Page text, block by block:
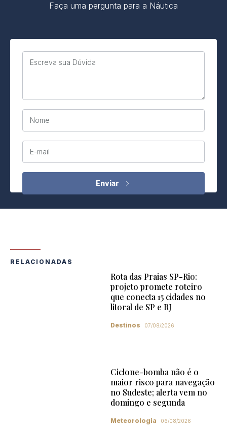
Faça uma pergunta para a Náutica
Escreva sua Dúvida
Nome
E-mail
RELACIONADAS
Rota das Praias SP-Rio:
projeto promete roteiro
que conecta 15 cidades no
litoral de SP e RJ
Destinos 07/08/2026
Ciclone-bomba não é o
maior risco para navegação
no Sudeste; alerta vem no
domingo e segunda
Meteorologia 06/08/2026